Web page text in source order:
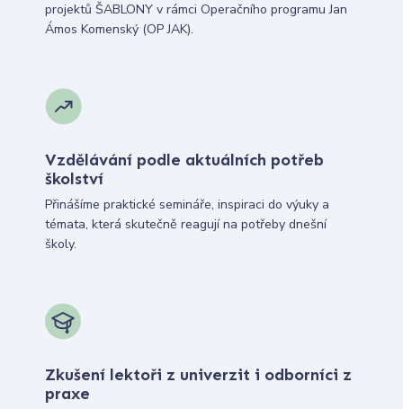
projektů ŠABLONY v rámci Operačního programu Jan
Ámos Komenský (OP JAK).
Vzdělávání podle aktuálních potřeb
školství
Přinášíme praktické semináře, inspiraci do výuky a
témata, která skutečně reagují na potřeby dnešní
školy.
Zkušení lektoři z univerzit i odborníci z
praxe